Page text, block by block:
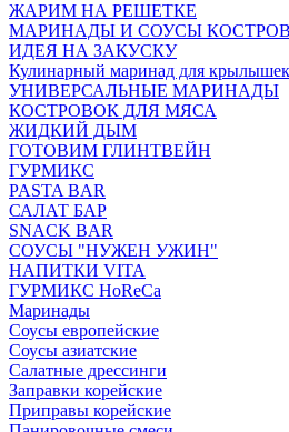
ЖАРИМ НА РЕШЕТКЕ
МАРИНАДЫ И СОУСЫ
ИДЕЯ НА ЗАКУСКУ
Кулинарный маринад для крылышек
УНИВЕРСАЛЬНЫЕ МАРИНАДЫ
КОСТРОВОК ДЛЯ МЯСА
ЖИДКИЙ ДЫМ
ГОТОВИМ ГЛИНТВЕЙН
ГУРМИКС
PASTA BAR
САЛАТ БАР
SNACK BAR
СОУСЫ "НУЖЕН УЖИН"
НАПИТКИ VITA
ГУРМИКС HoReCa
Маринады
Соусы европейские
Соуcы азиатские
Салатные дрессинги
Заправки корейские
Приправы корейские